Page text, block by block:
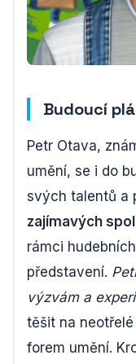
Budoucí
Petr Otava,
umění, se i do
svých talentů a
zajímavých
rámci
představení.
výzvám a
těšit na
forem umění.